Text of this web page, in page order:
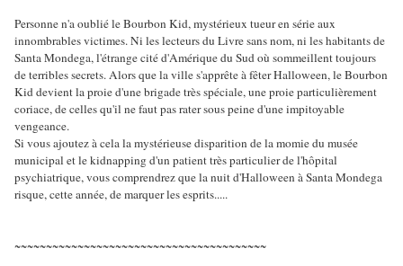
Personne n'a oublié le Bourbon Kid, mystérieux tueur en série aux
innombrables victimes. Ni les lecteurs du Livre sans nom, ni les habitants de
Santa Mondega, l'étrange cité d'Amérique du Sud où sommeillent toujours
de terribles secrets. Alors que la ville s'apprête à fêter Halloween, le Bourbon
Kid devient la proie d'une brigade très spéciale, une proie particulièrement
coriace, de celles qu'il ne faut pas rater sous peine d'une impitoyable
vengeance.
Si vous ajoutez à cela la mystérieuse disparition de la momie du musée
municipal et le kidnapping d'un patient très particulier de l'hôpital
psychiatrique, vous comprendrez que la nuit d'Halloween à Santa Mondega
risque, cette année, de marquer les esprits.....
~~~~~~~~~~~~~~~~~~~~~~~~~~~~~~~~~~~~~~~~